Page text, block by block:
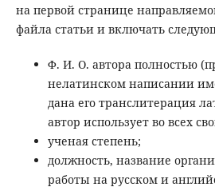
на первой странице
файла статьи и включать
Ф. И. О. автора полностью
нелатинском написании
дана его транслитерация
автор использует во всех
ученая степень;
должность, название
работы на русском и